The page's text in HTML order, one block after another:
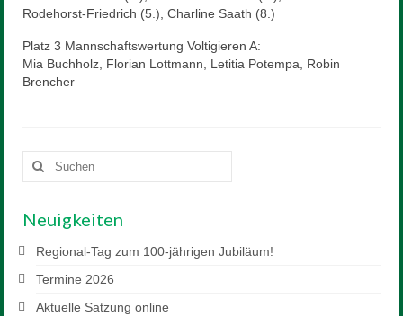
Unterricht
Schulpferde
Anfahrt
Kontakt
Rodehorst-Friedrich (5.), Charline Saath (8.)
Platz 3 Mannschaftswertung Voltigieren A:
Mia Buchholz, Florian Lottmann, Letitia Potempa, Robin
Brencher
Suchen
nach:
Neuigkeiten
Regional-Tag zum 100-jährigen Jubiläum!
Termine 2026
Aktuelle Satzung online